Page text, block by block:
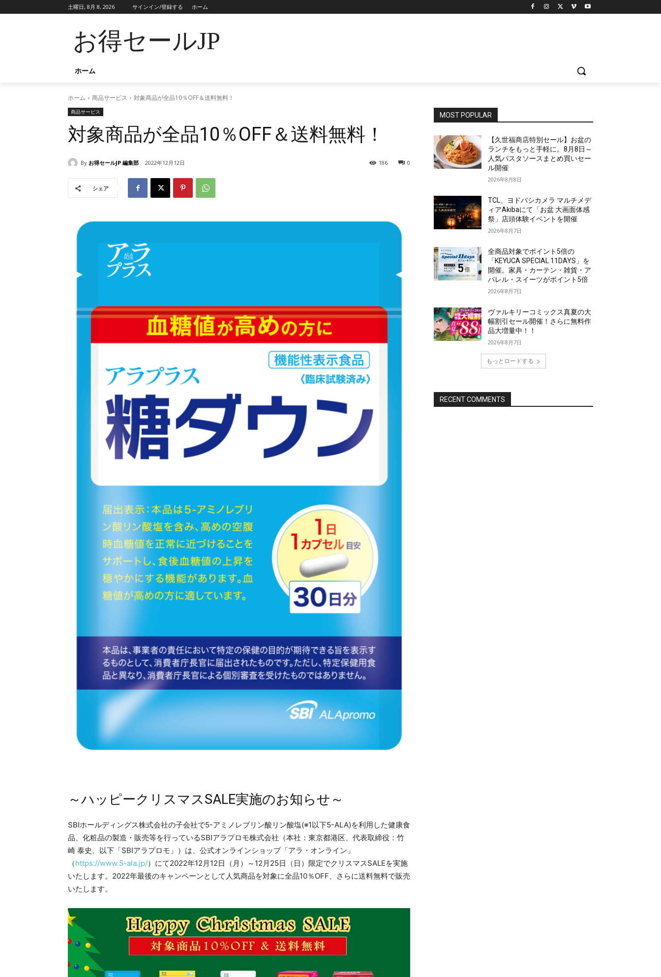
土曜日, 8月 8, 2026 サインイン/登録する ホーム
お得セールJP
ホーム
ホーム 商品サービス 対象商品が全品10％OFF＆送料無料！
商品サービス
対象商品が全品10％OFF＆送料無料！
By お得セールJP 編集部 2022年12月12日 0
186
シェア
～ハッピークリスマスSALE実施のお知らせ～
SBIホールディングス株式会社の子会社で5-アミノレブリン酸リン酸塩(※1以下5-ALA)を利用した健康食
品、化粧品の製造・販売等を行っているSBIアラプロモ株式会社（本社：東京都港区、代表取締役：竹
崎 泰史、以下「SBIアラプロモ」）は、公式オンラインショップ「アラ・オンライン」
（https://www.5-ala.jp/）にて2022年12月12日（月）～12月25日（日）限定でクリスマスSALEを実施
いたします。2022年最後のキャンペーンとして人気商品を対象に全品10％OFF、さらに送料無料で販売
いたします。
MOST POPULAR
【久世福商店特別セール】お盆の
ランチをもっと手軽に。8月8日～
人気パスタソースまとめ買いセー
ル開催
2026年8月8日
TCL、ヨドバシカメラ マルチメデ
ィアAkibaにて「お盆 大画面体感
祭」店頭体験イベントを開催
2026年8月7日
全商品対象でポイント5倍の
「KEYUCA SPECIAL 11DAYS」を
開催。家具・カーテン・雑貨・ア
パレル・スイーツがポイント5倍
2026年8月7日
ヴァルキリーコミックス真夏の大
幅割引セール開催！さらに無料作
品大増量中！！
2026年8月7日
もっとロードする
RECENT COMMENTS